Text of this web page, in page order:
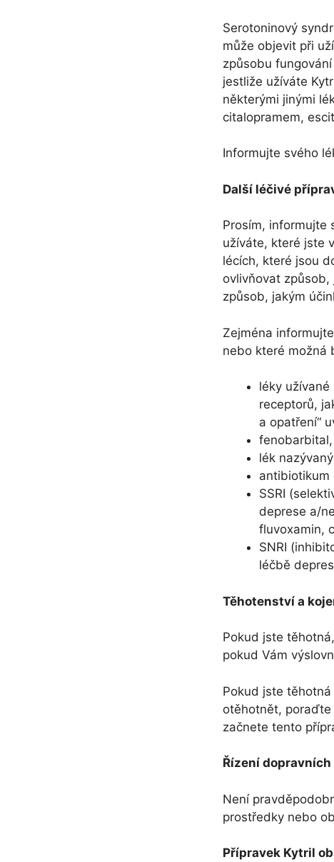
Serotoninový
může objevit při
způsobu
jestliže užíváte
některými jinými
citalopramem,
Informujte svého
Další léčivé
Prosím, informujte
užíváte, které jste
lécích, které jsou
ovlivňovat
způsob, jakým
Zejména
nebo které možná
léky
receptorů,
a opatření“
lék
antibiotikum
SSRI
deprese a/
fluvoxamin,
SNRI
léčbě
Těhotenství a
Pokud jste
pokud Vám
Pokud jste
otěhotnět, poraďte
začnete tento
Řízení
Není
prostředky nebo
Přípravek Kytril